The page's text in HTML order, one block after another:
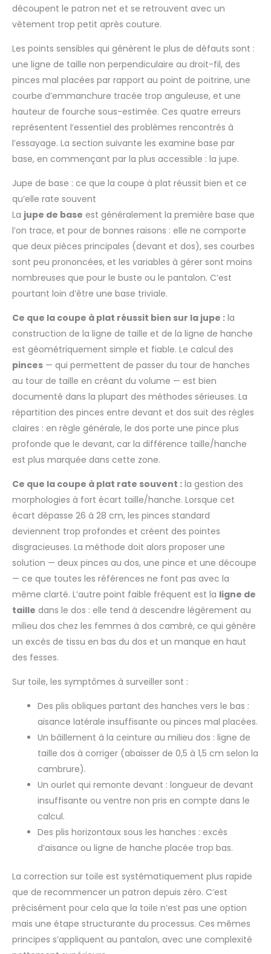
découpent le patron net et se retrouvent avec un
vêtement trop petit après couture.
Les points sensibles qui génèrent le plus de défauts sont :
une ligne de taille non perpendiculaire au droit-fil, des
pinces mal placées par rapport au point de poitrine, une
courbe d’emmanchure tracée trop anguleuse, et une
hauteur de fourche sous-estimée. Ces quatre erreurs
représentent l’essentiel des problèmes rencontrés à
l’essayage. La section suivante les examine base par
base, en commençant par la plus accessible : la jupe.
Jupe de base : ce que la coupe à plat réussit bien et ce
qu’elle rate souvent
La jupe de base est généralement la première base que
l’on trace, et pour de bonnes raisons : elle ne comporte
que deux pièces principales (devant et dos), ses courbes
sont peu prononcées, et les variables à gérer sont moins
nombreuses que pour le buste ou le pantalon. C’est
pourtant loin d’être une base triviale.
Ce que la coupe à plat réussit bien sur la jupe : la
construction de la ligne de taille et de la ligne de hanche
est géométriquement simple et fiable. Le calcul des
pinces — qui permettent de passer du tour de hanches
au tour de taille en créant du volume — est bien
documenté dans la plupart des méthodes sérieuses. La
répartition des pinces entre devant et dos suit des règles
claires : en règle générale, le dos porte une pince plus
profonde que le devant, car la différence taille/hanche
est plus marquée dans cette zone.
Ce que la coupe à plat rate souvent : la gestion des
morphologies à fort écart taille/hanche. Lorsque cet
écart dépasse 26 à 28 cm, les pinces standard
deviennent trop profondes et créent des pointes
disgracieuses. La méthode doit alors proposer une
solution — deux pinces au dos, une pince et une découpe
— ce que toutes les références ne font pas avec la
même clarté. L’autre point faible fréquent est la ligne de
taille dans le dos : elle tend à descendre légèrement au
milieu dos chez les femmes à dos cambré, ce qui génère
un excès de tissu en bas du dos et un manque en haut
des fesses.
Sur toile, les symptômes à surveiller sont :
Des plis obliques partant des hanches vers le bas :
aisance latérale insuffisante ou pinces mal placées.
Un bâillement à la ceinture au milieu dos : ligne de
taille dos à corriger (abaisser de 0,5 à 1,5 cm selon la
cambrure).
Un ourlet qui remonte devant : longueur de devant
insuffisante ou ventre non pris en compte dans le
calcul.
Des plis horizontaux sous les hanches : excès
d’aisance ou ligne de hanche placée trop bas.
La correction sur toile est systématiquement plus rapide
que de recommencer un patron depuis zéro. C’est
précisément pour cela que la toile n’est pas une option
mais une étape structurante du processus. Ces mêmes
principes s’appliquent au pantalon, avec une complexité